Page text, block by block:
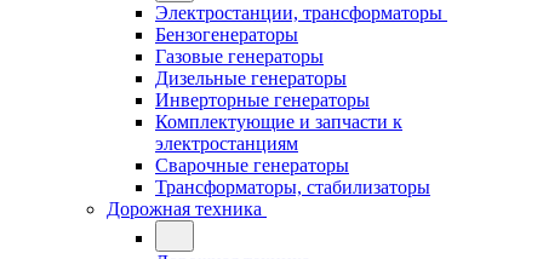
Электростанции, трансформаторы
Бензогенераторы
Газовые генераторы
Дизельные генераторы
Инверторные генераторы
Комплектующие и запчасти к
электростанциям
Сварочные генераторы
Трансформаторы, стабилизаторы
Дорожная техника